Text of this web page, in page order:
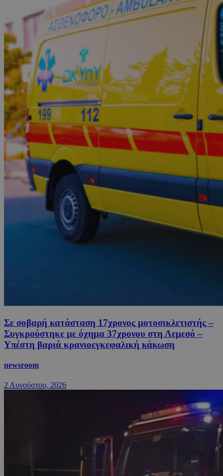
Σε σοβαρή κατάσταση 17χρονος μοτοσικλετιστής –
Συγκρούστηκε με όχημα 37χρονου στη Λεμεσό –
Υπέστη βαριά κρανιοεγκεφαλική κάκωση
newsroom
2 Αυγούστου, 2026